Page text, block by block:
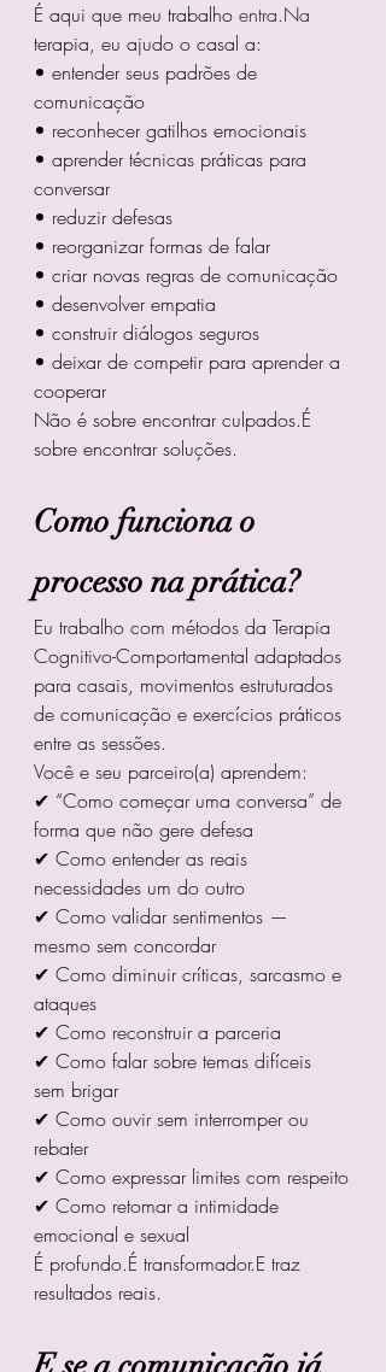
É aqui que meu trabalho entra.Na
terapia, eu ajudo o casal a:
• entender seus padrões de
comunicação
• reconhecer gatilhos emocionais
• aprender técnicas práticas para
conversar
• reduzir defesas
• reorganizar formas de falar
• criar novas regras de comunicação
• desenvolver empatia
• construir diálogos seguros
• deixar de competir para aprender a
cooperar
Não é sobre encontrar culpados.É
sobre encontrar soluções.
Como funciona o
processo na prática?
Eu trabalho com métodos da Terapia
Cognitivo-Comportamental adaptados
para casais, movimentos estruturados
de comunicação e exercícios práticos
entre as sessões.
Você e seu parceiro(a) aprendem:
✔ “Como começar uma conversa” de
forma que não gere defesa
✔ Como entender as reais
necessidades um do outro
✔ Como validar sentimentos —
mesmo sem concordar
✔ Como diminuir críticas, sarcasmo e
ataques
✔ Como reconstruir a parceria
✔ Como falar sobre temas difíceis
sem brigar
✔ Como ouvir sem interromper ou
rebater
✔ Como expressar limites com respeito
✔ Como retomar a intimidade
emocional e sexual
É profundo.É transformador.E traz
resultados reais.